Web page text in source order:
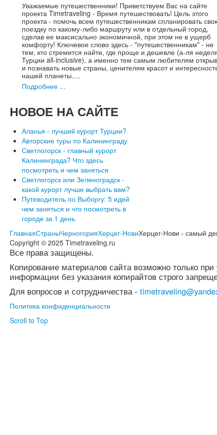
Уважаемые путешественники! Приветствуем Вас на сайте
проекта Timetraveling - Время путешествовать! Цель этого
проекта - помочь всем путешественникам спланировать
поездку по какому-либо маршруту или в отдельный город,
сделав ее максисально экономичной, при этом не в ущерб
комфорту! Ключевое слово здесь - "путешественникам" - не
тем, кто стремится найти, где проще и дешевле (а-ля
Турции all-inclusive), а именно тем самым любителям
и познавать новые страны, ценителям красот и
нашей планеты.…
Подробнее ...
НОВОЕ НА САЙТЕ
Аланья - лучший курорт Турции?
Авторские туры по Калининграду
Светлогорск - главный курорт
Калининграда? Что здесь
посмотреть и чем заняться
Светлогорск или Зеленоградск -
какой курорт лучше выбрать вам?
Путеводитель по Выборгу: 5 идей
чем заняться и что посмотреть в
городе за 1 день
ГлавнаяСтраныЧерногорияХерцег-НовиХерцег-Нови - самый
Copyright © 2025 Timetraveling.ru
Все права защищены.
Копирование материалов сайта возможно только
информации без указания копирайтов строго
Для вопросов и сотрудничества -
Политика конфиденциальности
Scroll to Top